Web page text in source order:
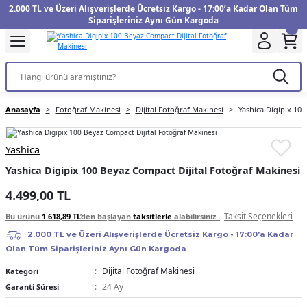
2.000 TL ve Üzeri Alışverişlerde Ücretsiz Kargo - 17:00’a Kadar Olan Tüm
Siparişleriniz Aynı Gün Kargoda
Geri Dön
Aksesuarları
Geri Dön
Geri Dön
Geri Dön
Geri Dön
Geri Dön
Geri Dön
Geri Dön
Geri Dön
Geri Dön
Geri Dön
Geri Dön
Anasayfa Fotoğraf Makinesi Dijital Fotoğraf Makinesi Yashica Digipix
Yashica
Yashica Digipix 100 Beyaz Compact Dijital Fotoğraf Makinesi
4.499,00 TL
Bu ürünü 1.618,89 TL’den başlayan taksitlerle alabilirsiniz. Taksit Seçenekleri
2.000 TL ve Üzeri Alışverişlerde Ücretsiz Kargo - 17:00’a Kadar
Olan Tüm Siparişleriniz Aynı Gün Kargoda
Kategori Dijital Fotoğraf Makinesi
Garanti Süresi 24 Ay